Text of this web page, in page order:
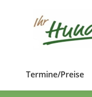
Termine/Preise